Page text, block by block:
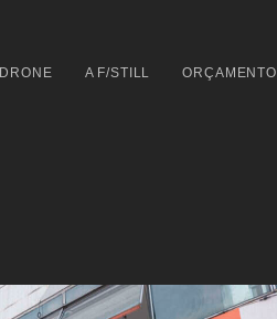
DRONE A F/STILL ORÇAMENTO